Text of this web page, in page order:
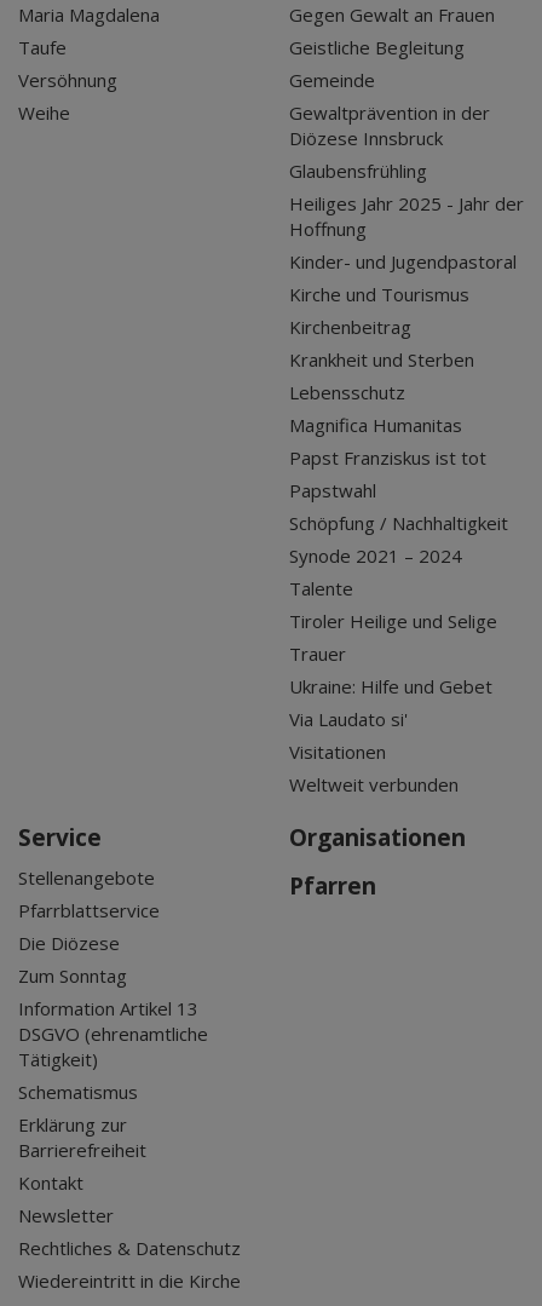
Maria Magdalena
Taufe
Versöhnung
Weihe
Gegen Gewalt an Frauen
Geistliche Begleitung
Gemeinde
Gewaltprävention in der
Diözese Innsbruck
Glaubensfrühling
Heiliges Jahr 2025 - Jahr der
Hoffnung
Kinder- und Jugendpastoral
Kirche und Tourismus
Kirchenbeitrag
Krankheit und Sterben
Lebensschutz
Magnifica Humanitas
Papst Franziskus ist tot
Papstwahl
Schöpfung / Nachhaltigkeit
Synode 2021 – 2024
Talente
Tiroler Heilige und Selige
Trauer
Ukraine: Hilfe und Gebet
Via Laudato si'
Visitationen
Weltweit verbunden
Service
Stellenangebote
Pfarrblattservice
Die Diözese
Zum Sonntag
Information Artikel 13
DSGVO (ehrenamtliche
Tätigkeit)
Schematismus
Erklärung zur
Barrierefreiheit
Kontakt
Newsletter
Rechtliches & Datenschutz
Wiedereintritt in die Kirche
Organisationen
Pfarren